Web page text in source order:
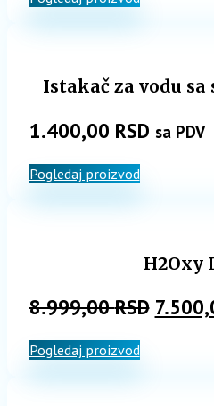
Istakač za vodu
1.400,00 RSD sa PDV
Pogledaj proizvod
H2Oxy
8.999,00RSD
Pogledaj proizvod